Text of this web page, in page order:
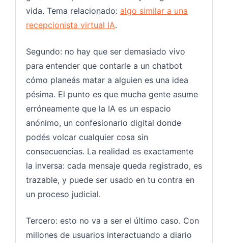
vida. Tema relacionado: algo similar a una
recepcionista virtual IA.
Segundo: no hay que ser demasiado vivo
para entender que contarle a un chatbot
cómo planeás matar a alguien es una idea
pésima. El punto es que mucha gente asume
erróneamente que la IA es un espacio
anónimo, un confesionario digital donde
podés volcar cualquier cosa sin
consecuencias. La realidad es exactamente
la inversa: cada mensaje queda registrado, es
trazable, y puede ser usado en tu contra en
un proceso judicial.
Tercero: esto no va a ser el último caso. Con
millones de usuarios interactuando a diario